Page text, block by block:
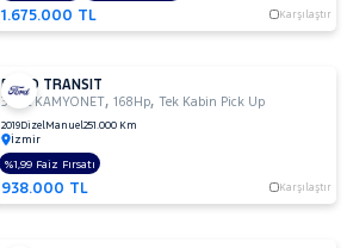
1.675.000 TL Karşılaştır
FORD TRANSIT
350L KAMYONET,168Hp,Tek Kabin Pick Up
2019DizelManuel251.000 Km
İzmir
938.000 TL Karşılaştır
%1,99 Faiz Fırsatı